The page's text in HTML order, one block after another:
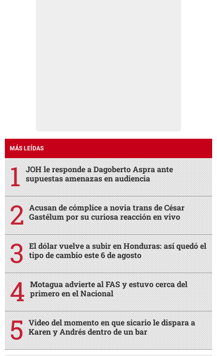
MÁS LEÍDAS
JOH le responde a Dagoberto Aspra ante
supuestas amenazas en audiencia
Acusan de cómplice a novia trans de César
Gastélum por su curiosa reacción en vivo
El dólar vuelve a subir en Honduras: así quedó el
tipo de cambio este 6 de agosto
Motagua advierte al FAS y estuvo cerca del
primero en el Nacional
Video del momento en que sicario le dispara a
Karen y Andrés dentro de un bar